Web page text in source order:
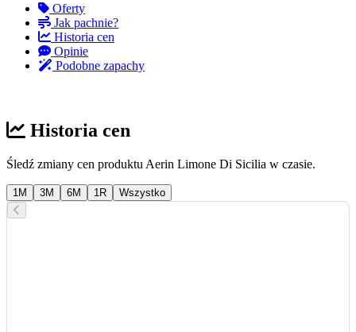
Oferty
Jak pachnie?
Historia cen
Opinie
Podobne zapachy
Historia cen
Śledź zmiany cen produktu Aerin Limone Di Sicilia w czasie.
1M 3M 6M 1R Wszystko